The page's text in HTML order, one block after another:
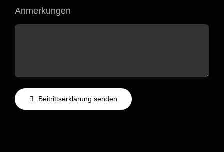
Anmerkungen
Beitrittserklärung senden